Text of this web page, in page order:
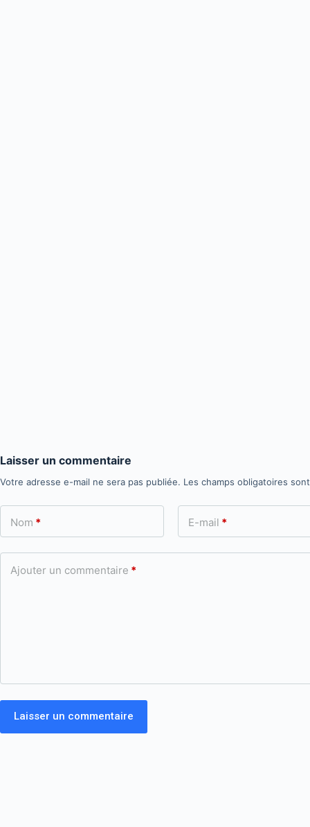
Laisser un commentaire
Votre adresse e-mail ne sera pas publiée. Les champs obligatoires
Nom * E-mail *
Ajouter un commentaire *
Laisser un commentaire